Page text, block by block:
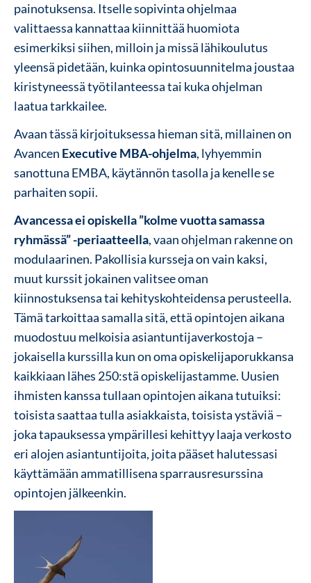
painotuksensa. Itselle sopivinta ohjelmaa
valittaessa kannattaa kiinnittää huomiota
esimerkiksi siihen, milloin ja missä lähikoulutus
yleensä pidetään, kuinka opintosuunnitelma joustaa
kiristyneessä työtilanteessa tai kuka ohjelman
laatua tarkkailee.
Avaan tässä kirjoituksessa hieman sitä, millainen on
Avancen Executive MBA-ohjelma, lyhyemmin
sanottuna EMBA, käytännön tasolla ja kenelle se
parhaiten sopii.
Avancessa ei opiskella ”kolme vuotta samassa
ryhmässä” -periaatteella, vaan ohjelman rakenne on
modulaarinen. Pakollisia kursseja on vain kaksi,
muut kurssit jokainen valitsee oman
kiinnostuksensa tai kehityskohteidensa perusteella.
Tämä tarkoittaa samalla sitä, että opintojen aikana
muodostuu melkoisia asiantuntijaverkostoja –
jokaisella kurssilla kun on oma opiskelijaporukkansa
kaikkiaan lähes 250:stä opiskelijastamme. Uusien
ihmisten kanssa tullaan opintojen aikana tutuiksi:
toisista saattaa tulla asiakkaista, toisista ystäviä –
joka tapauksessa ympärillesi kehittyy laaja verkosto
eri alojen asiantuntijoita, joita pääset halutessasi
käyttämään ammatillisena sparrausresurssina
opintojen jälkeenkin.